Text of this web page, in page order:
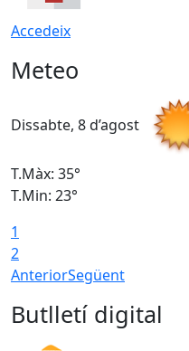
Accedeix
Meteo
Dissabte, 8 d’agost
T.Màx: 35°
T.Min: 23°
1
2
AnteriorSegüent
Butlletí digital